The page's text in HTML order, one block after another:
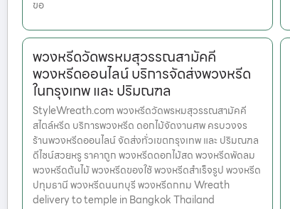
ขอ
พวงหรีดวัดพรหมสุวรรณสามัคคี
พวงหรีดออนไลน์ บริการจัดส่งพวงหรีด
ในกรุงเทพ และ ปริมณฑล
StyleWreath.com พวงหรีดวัดพรหมสุวรรณสามัคคี
สไตล์หรีด บริการพวงหรีด ดอกไม้จัดงานศพ ครบวงจร
ร้านพวงหรีดออนไลน์ จัดส่งทั่วเขตกรุงเทพ และ ปริมณฑล
ดีไซน์สวยหรู ราคาถูก พวงหรีดดอกไม้สด พวงหรีดพัดลม
พวงหรีดต้นไม้ พวงหรีดของใช้ พวงหรีดสำเร็จรูป พวงหรีด
ปทุมธานี พวงหรีดนนทบุรี พวงหรีดกทม Wreath
delivery to temple in Bangkok Thailand